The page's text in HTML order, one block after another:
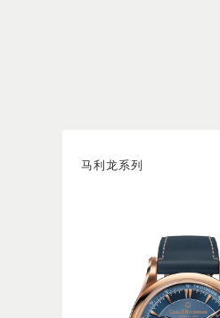
马利龙系列